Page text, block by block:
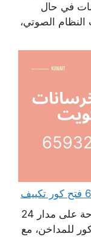
في حال
الصوتي،
خدمات شركة قص خرسانة الكويت متاحة على مدار 24
للمداخن، مع